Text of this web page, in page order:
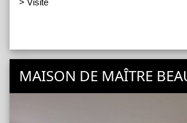
> Visite
MAISON DE MAÎTRE